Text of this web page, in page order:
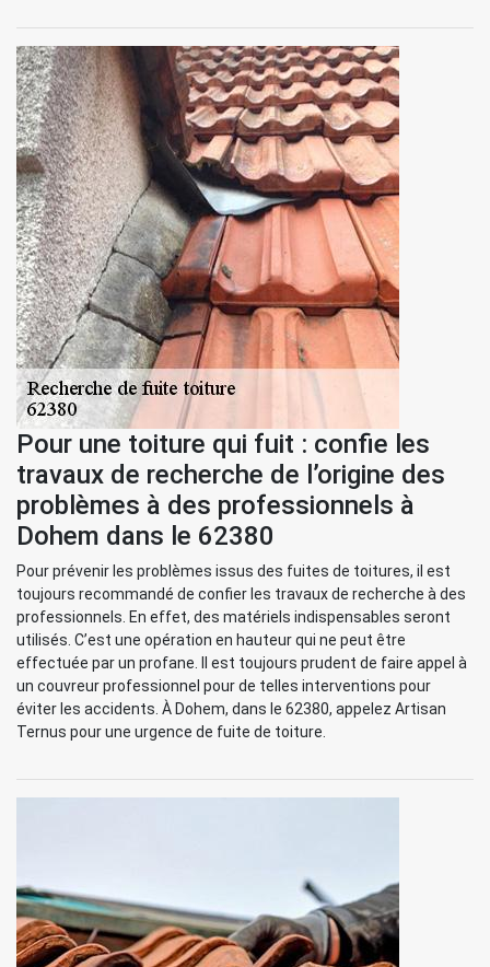
Pour une toiture qui fuit : confie les
travaux de recherche de l’origine des
problèmes à des professionnels à
Dohem dans le 62380
Pour prévenir les problèmes issus des fuites de toitures, il est
toujours recommandé de confier les travaux de recherche à des
professionnels. En effet, des matériels indispensables seront
utilisés. C’est une opération en hauteur qui ne peut être
effectuée par un profane. Il est toujours prudent de faire appel à
un couvreur professionnel pour de telles interventions pour
éviter les accidents. À Dohem, dans le 62380, appelez Artisan
Ternus pour une urgence de fuite de toiture.